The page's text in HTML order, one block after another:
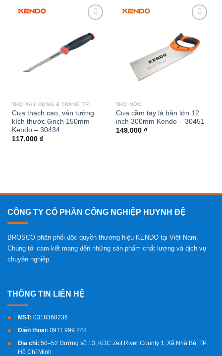
wishlist
THỢ XÂY DỰNG & TRANG TRÍ
Cưa thạch cao, ván tường
kích thước 6inch 150mm
Kendo – 30434
117.000 ₫
THỢ MỘC
Cưa cầm tay lá bản lớn 12
inch 300mm Kendo – 30451
149.000 ₫
CÔNG TY CỔ PHẦN CÔNG NGHIỆP HUYNH ĐỆ
BROSCO phân phối độc quyền thương hiệu KENDO tại Việt Nam.
Chúng tôi cam kết mang đến những sản phẩm chất lượng và dịch vụ
chuyên nghiệp.
MST: 0318368236
Điện thoại: 0911 999 248
Địa chỉ: 50–52 Đường số 13, KDC Zeit River County 1, Xã Nhà Bè, TP.
Hồ Chí Minh